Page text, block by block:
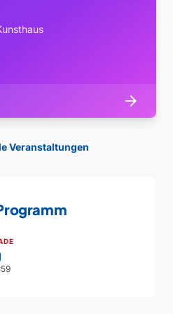
arrow_forward
Veranstaltungen